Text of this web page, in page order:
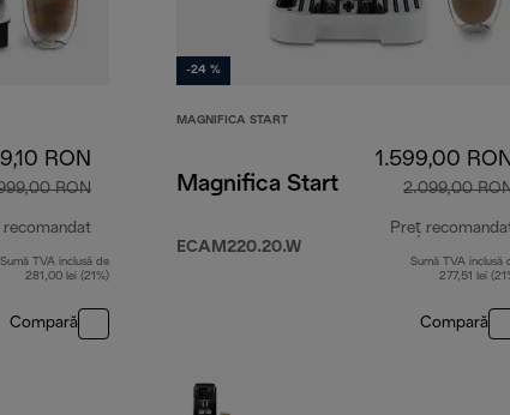
RON
RON
recomandat
preț inițial 1.999,00 RON
Sumă TVA inclusă de
281,00 lei (21%)
Compară
-24 %
MAGNIFICA START
Magnifica Start
ECAM220.20.W
1.599,00
2.099,00
Preț
Sumă TVA inclusă
277,51 lei
Compară